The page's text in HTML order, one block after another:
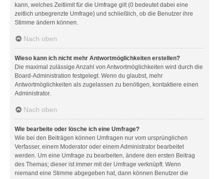
kann, welches Zeitlimit für die Umfrage gilt (0 bedeutet dabei eine
zeitlich unbegrenzte Umfrage) und schließlich, ob die Benutzer ihre
Stimme ändern können.
Nach oben
Wieso kann ich nicht mehr Antwortmöglichkeiten erstellen?
Die maximal zulässige Anzahl von Antwortmöglichkeiten wird durch die
Board-Administration festgelegt. Wenn du glaubst, mehr
Antwortmöglichkeiten als zugelassen zu benötigen, kontaktiere einen
Administrator.
Nach oben
Wie bearbeite oder lösche ich eine Umfrage?
Wie bei den Beiträgen können Umfragen nur vom ursprünglichen
Verfasser, einem Moderator oder einem Administrator bearbeitet
werden. Um eine Umfrage zu bearbeiten, ändere den ersten Beitrag
des Themas; dieser ist immer mit der Umfrage verknüpft. Wenn
niemand eine Stimme abgegeben hat, dann können Benutzer die